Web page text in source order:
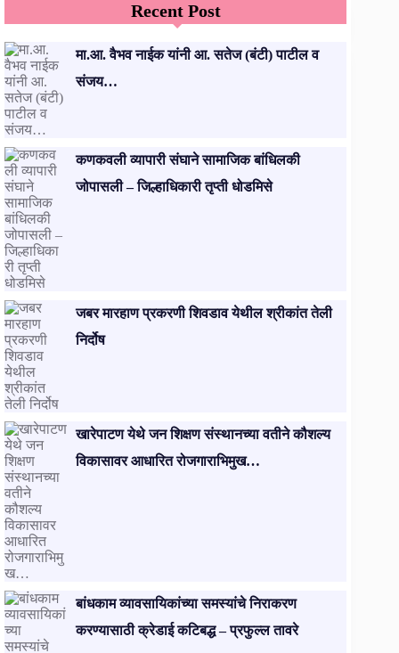
Recent Post
मा.आ. वैभव नाईक यांनी आ. सतेज (बंटी) पाटील व
संजय…
कणकवली व्यापारी संघाने सामाजिक बांधिलकी
जोपासली – जिल्हाधिकारी तृप्ती धोडमिसे
जबर मारहाण प्रकरणी शिवडाव येथील श्रीकांत तेली
निर्दोष
खारेपाटण येथे जन शिक्षण संस्थानच्या वतीने कौशल्य
विकासावर आधारित रोजगाराभिमुख…
बांधकाम व्यावसायिकांच्या समस्यांचे निराकरण
करण्यासाठी क्रेडाई कटिबद्ध – प्रफुल्ल तावरे